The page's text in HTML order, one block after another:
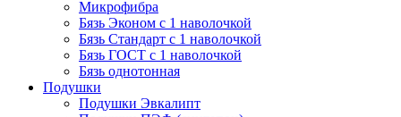
Микрофибра
Бязь Эконом с 1 наволочкой
Бязь Стандарт с 1 наволочкой
Бязь ГОСТ с 1 наволочкой
Бязь однотонная
Подушки
Подушки Эвкалипт